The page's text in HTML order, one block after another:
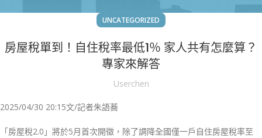
UNCATEGORIZED
房屋稅單到！自住稅率最低1％ 家人共有怎麼算？
專家來解答
Userchen
2025/04/30 20:15文/記者朱語蕎
「房屋稅2.0」將於5月首次開徵，除了調降全國僅一戶自住房屋稅率至